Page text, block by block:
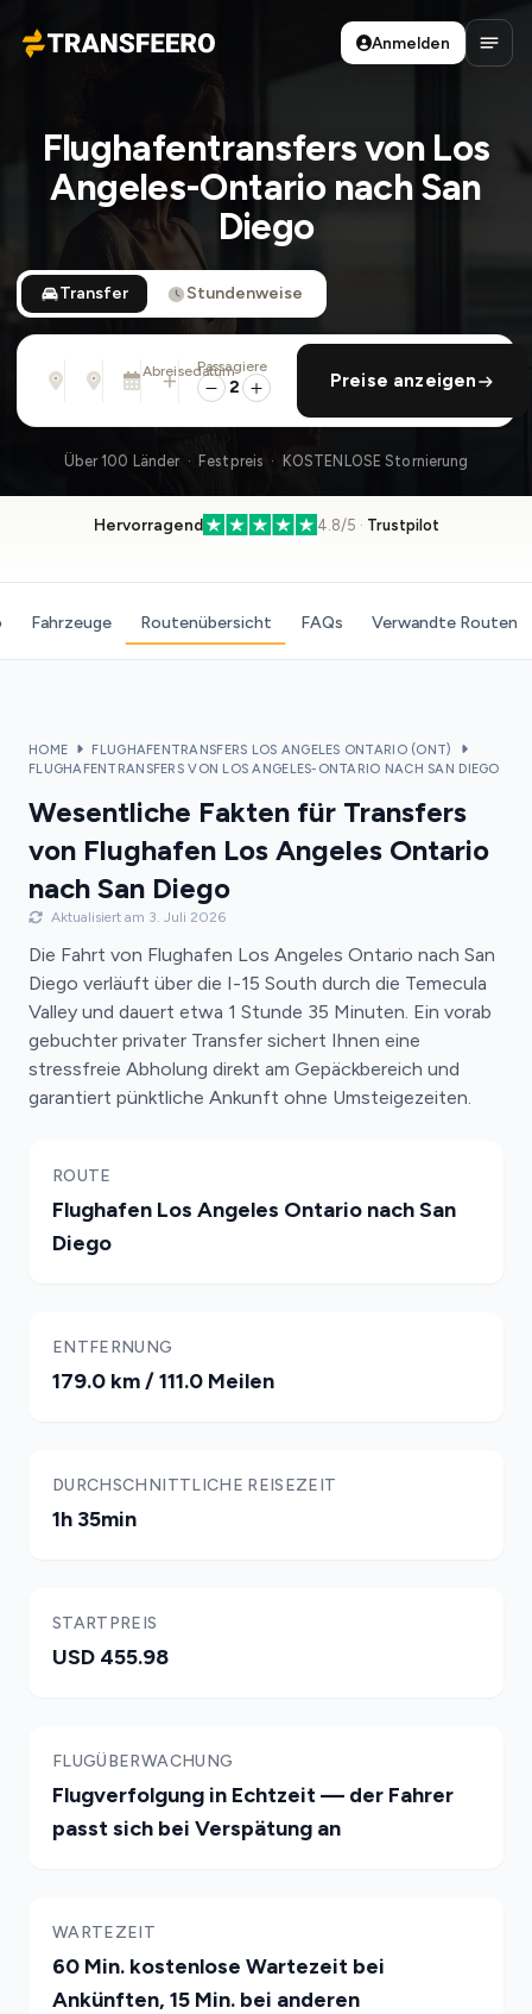
Transfeero
Anmelden
Flughafentransfers von Los
Angeles-Ontario nach San
Diego
Transfer Stundenweise
Von
Adresse, Flughafen, Hotel, ...
Nach
Adresse, Flughafen, Hotel, ...
Abreisedatum
Di., 11. Aug. · 01:45 PM
rückfahrt hinzufügen
Passagiere
2 Preise anzeigen
Über 100 Länder · Festpreis · KOSTENLOSE Stornierung
Hervorragend 4.8/5 · Trustpilot
Fahrzeuge Routenübersicht FAQs Verwandte Routen
HOME
FLUGHAFENTRANSFERS LOS ANGELES ONTARIO (ONT)
FLUGHAFENTRANSFERS VON LOS ANGELES-ONTARIO NACH SAN DIEGO
Wesentliche Fakten für Transfers
von Flughafen Los Angeles Ontario
nach San Diego
Aktualisiert am 3. Juli 2026
Die Fahrt von Flughafen Los Angeles Ontario nach San
Diego verläuft über die I-15 South durch die Temecula
Valley und dauert etwa 1 Stunde 35 Minuten. Ein vorab
gebuchter privater Transfer sichert Ihnen eine
stressfreie Abholung direkt am Gepäckbereich und
garantiert pünktliche Ankunft ohne Umsteigezeiten.
ROUTE
Flughafen Los Angeles Ontario nach San
Diego
ENTFERNUNG
179.0 km / 111.0 Meilen
DURCHSCHNITTLICHE REISEZEIT
1h 35min
STARTPREIS
USD 455.98
FLUGÜBERWACHUNG
Flugverfolgung in Echtzeit — der Fahrer
passt sich bei Verspätung an
WARTEZEIT
60 Min. kostenlose Wartezeit bei
Ankünften, 15 Min. bei anderen